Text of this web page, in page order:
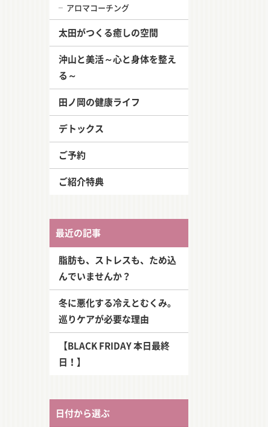
アロマコーチング
太田がつくる癒しの空間
沖山と美活～心と身体を整え
る～
田ノ岡の健康ライフ
デトックス
ご予約
ご紹介特典
最近の記事
脂肪も、ストレスも、ため込
んでいませんか？
冬に悪化する冷えとむくみ。
巡りケアが必要な理由
【BLACK FRIDAY 本日最終
日！】
日付から選ぶ